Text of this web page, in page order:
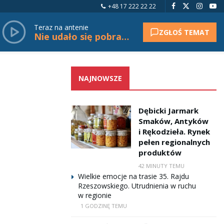
+48 17 222 22 22
Teraz na antenie
Nie udało się pobrać tytułu. ZGŁOŚ TEMAT
NAJNOWSZE
Dębicki Jarmark
Smaków, Antyków
i Rękodzieła. Rynek
pełen regionalnych
produktów
42 MINUTY TEMU
Wielkie emocje na trasie 35. Rajdu
Rzeszowskiego. Utrudnienia w ruchu
w regionie
1 GODZINĘ TEMU